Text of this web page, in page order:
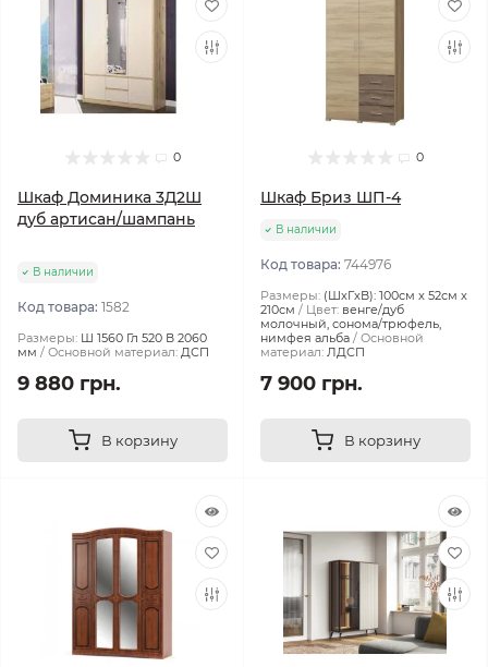
0
Шкаф Доминика 3Д2Ш
дуб артисан/шампань
В наличии
Код товара: 1582
Размеры: Ш 1560 Гл 520 В 2060
мм
Основной материал: ДСП
9 880 грн.
В корзину
0
Шкаф Бриз ШП-4
В наличии
Код товара: 744976
Размеры: (ШxГxВ): 100см x 52см x
210см
Цвет: венге/дуб
молочный, сонома/трюфель,
нимфея альба
Основной
материал: ЛДСП
7 900 грн.
В корзину